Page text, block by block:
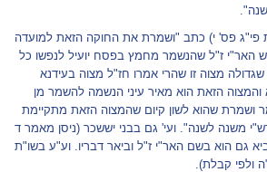
פי"ג פס' י) כתב "ושמרת את החוקה הזאת למועדה
האר"י ז"ל שהנשמר מחמץ בפסח יועיל לנפשו כל
מצוה זו שהרי אמרו חז"ל מצוה בעידנא
הזאת הוא מאיר עיני הנשמה להשמר מן
ושמרת שהוא לשון קיום שהמצוה הזאת מתקיימת
משנה לשנה". ועי' גם בבני יששכר (ניסן מאמר ד
גם הוא בשם האר"י ז"ל וביאר דבריו. וע"ע בשו"ת
ולפי קבלת).